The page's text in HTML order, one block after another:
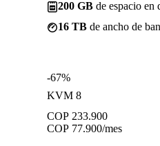
200 GB de espacio
16 TB de ancho de
-67%
KVM 8
COP 233.900
COP 77.900/mes